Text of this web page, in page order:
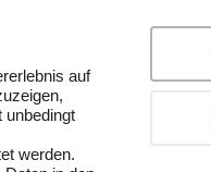
auf
unbedingt
werden.